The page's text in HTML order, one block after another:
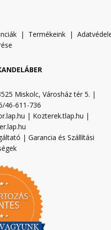
| Termékeink | A
Miskolc, Városház tér 5. |
46-611-736
| Kozterek.tlap.hu |
| Garancia és Szállítási